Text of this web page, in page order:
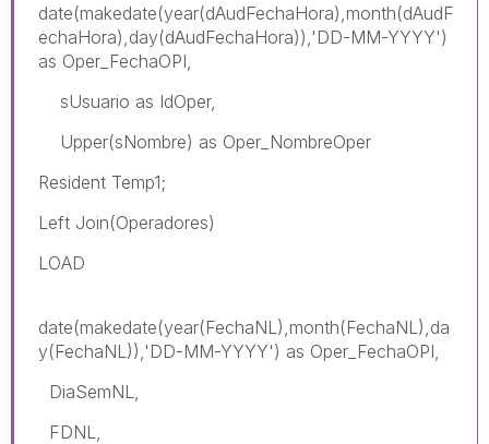
date(makedate(year(dAudFechaHora),month(dAudF
echaHora),day(dAudFechaHora)),'DD-MM-YYYY')
as Oper_FechaOPI,
sUsuario as IdOper,
Upper(sNombre) as Oper_NombreOper
Resident Temp1;
Left Join(Operadores)
LOAD
date(makedate(year(FechaNL),month(FechaNL),da
y(FechaNL)),'DD-MM-YYYY') as Oper_FechaOPI,
DiaSemNL,
FDNL,